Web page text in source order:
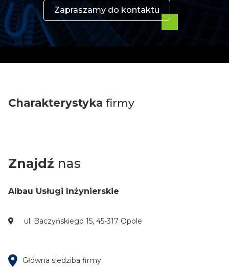
Zapraszamy do kontaktu
Charakterystyka firmy
Znajdź nas
Albau Usługi Inżynierskie
ul. Baczyńskiego 15, 45-317 Opole
Główna siedziba firmy